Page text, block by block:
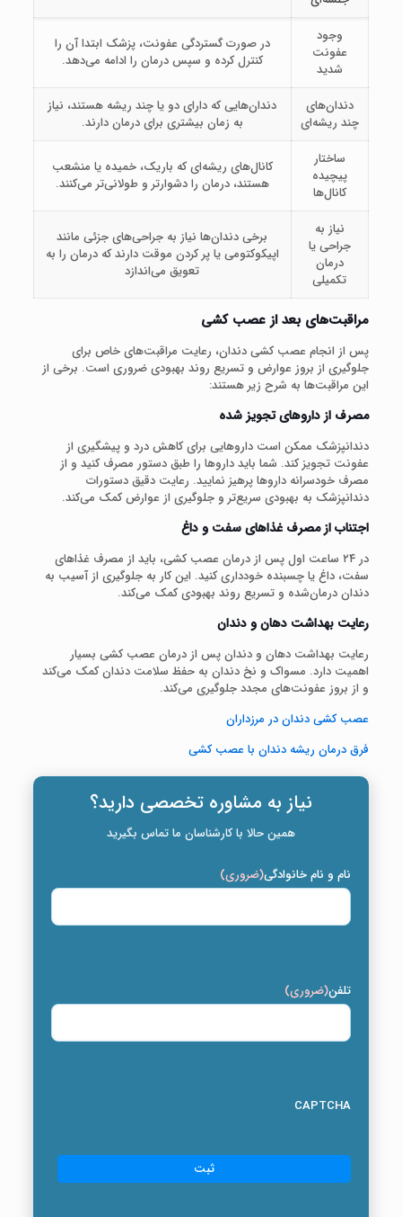
وجود
عفونت
شدید
در صورت گستردگی عفونت، پزشک ابتدا آن را
کنترل کرده و سپس درمان را ادامه می‌دهد.
دندان‌های
چند ریشه‌ای
دندان‌هایی که دارای دو یا چند ریشه هستند، نیاز
به زمان بیشتری برای درمان دارند.
ساختار
پیچیده
کانال‌ها
کانال‌های ریشه‌ای که باریک، خمیده یا منشعب
هستند، درمان را دشوارتر و طولانی‌تر می‌کنند.
نیاز به
جراحی یا
درمان
تکمیلی
برخی دندان‌ها نیاز به جراحی‌های جزئی مانند
اپیکوکتومی یا پر کردن موقت دارند که درمان را به
تعویق می‌اندازد
مراقبت‌های بعد از عصب کشی
پس از انجام عصب کشی دندان، رعایت مراقبت‌های خاص برای
جلوگیری از بروز عوارض و تسریع روند بهبودی ضروری است. برخی از
این مراقبت‌ها به شرح زیر هستند:
مصرف از داروهای تجویز شده
دندانپزشک ممکن است داروهایی برای کاهش درد و پیشگیری از
عفونت تجویز کند. شما باید داروها را طبق دستور مصرف کنید و از
مصرف خودسرانه داروها پرهیز نمایید. رعایت دقیق دستورات
دندانپزشک به بهبودی سریع‌تر و جلوگیری از عوارض کمک می‌کند.
اجتناب از مصرف غذاهای سفت و داغ
در ۲۴ ساعت اول پس از درمان عصب کشی، باید از مصرف غذاهای
سفت، داغ یا چسبنده خودداری کنید. این کار به جلوگیری از آسیب به
دندان درمان‌شده و تسریع روند بهبودی کمک می‌کند.
رعایت بهداشت دهان و دندان
رعایت بهداشت دهان و دندان پس از درمان عصب کشی بسیار
اهمیت دارد. مسواک و نخ دندان به حفظ سلامت دندان کمک می‌کند
و از بروز عفونت‌های مجدد جلوگیری می‌کند.
عصب کشی دندان در مرزداران
فرق درمان ریشه دندان با عصب کشی
نیاز به مشاوره تخصصی دارید؟
همین حالا با کارشناسان ما تماس بگیرید
نام و نام خانوادگی(ضروری)
تلفن(ضروری)
CAPTCHA